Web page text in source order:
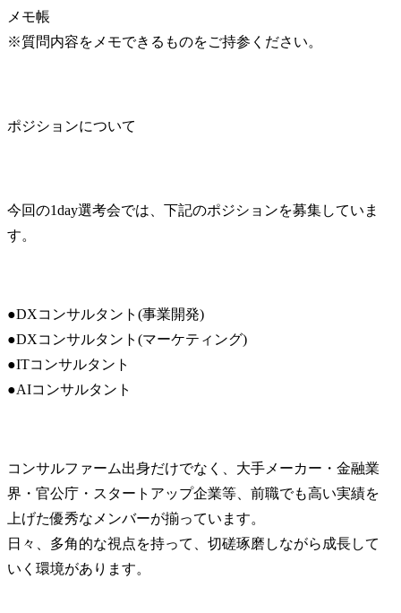
メモ帳
※質問内容をメモできるものをご持参ください。
ポジションについて
今回の1day選考会では、下記のポジションを募集していま
す。
●DXコンサルタント(事業開発)
●DXコンサルタント(マーケティング)
●ITコンサルタント
●AIコンサルタント
コンサルファーム出身だけでなく、大手メーカー・金融業
界・官公庁・スタートアップ企業等、前職でも高い実績を
上げた優秀なメンバーが揃っています。
日々、多角的な視点を持って、切磋琢磨しながら成長して
いく環境があります。